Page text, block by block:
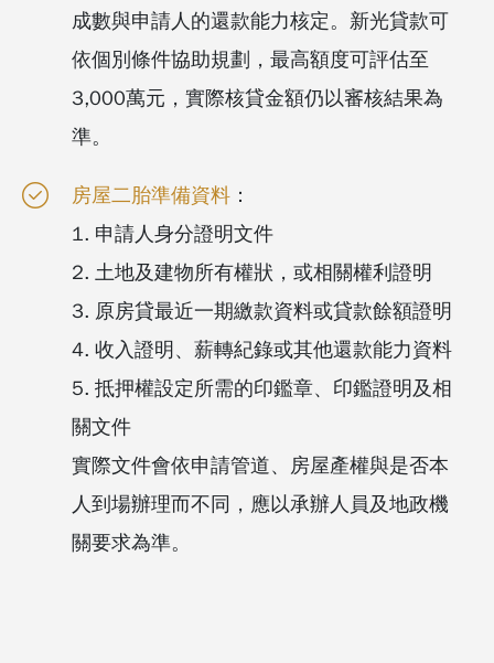
成數與申請人的還款能力核定。新光貸款可
依個別條件協助規劃，最高額度可評估至
3,000萬元，實際核貸金額仍以審核結果為
準。
房屋二胎準備資料 ：
1. 申請人身分證明文件
2. 土地及建物所有權狀，或相關權利證明
3. 原房貸最近一期繳款資料或貸款餘額證明
4. 收入證明、薪轉紀錄或其他還款能力資料
5. 抵押權設定所需的印鑑章、印鑑證明及相
關文件
實際文件會依申請管道、房屋產權與是否本
人到場辦理而不同，應以承辦人員及地政機
關要求為準。